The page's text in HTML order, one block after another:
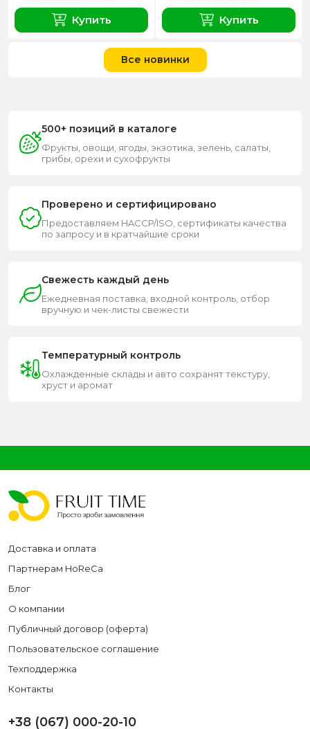
Купить Купить
Все новинки
500+ позиций в каталоге
Фрукты, овощи, ягоды, экзотика, зелень, салаты,
грибы, орехи и сухофрукты
Проверено и сертифицировано
Предоставляем HACCP/ISO, сертификаты качества
по запросу и в кратчайшие сроки
Свежесть каждый день
Ежедневная поставка, входной контроль, отбор
вручную и чек-листы свежести
Температурный контроль
Охлажденные склады и авто сохранят текстуру,
хруст и аромат
Доставка и оплата
Партнерам HoReCa
Блог
О компании
Публичный договор (оферта)
Пользовательское соглашение
Техподдержка
Контакты
+38 (067) 000-20-10